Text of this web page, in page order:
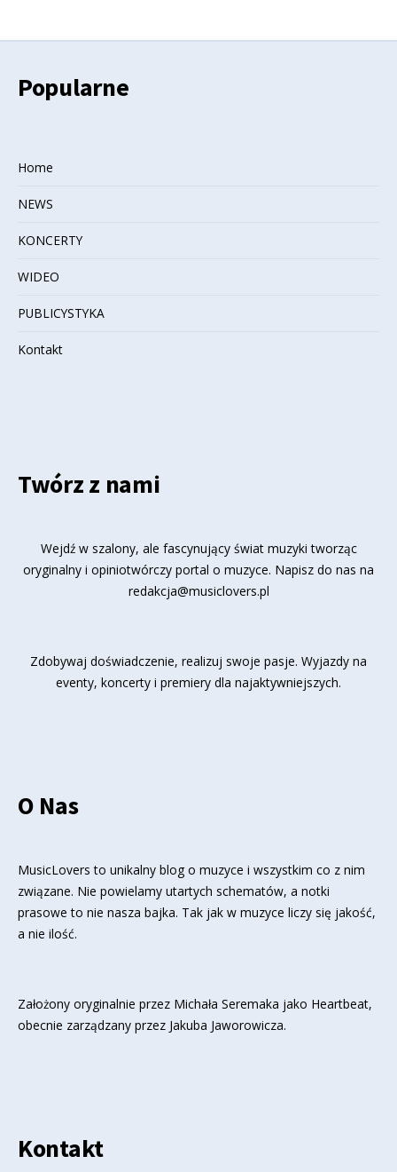
Popularne
Home
NEWS
KONCERTY
WIDEO
PUBLICYSTYKA
Kontakt
Twórz z nami
Wejdź w szalony, ale fascynujący świat muzyki tworząc
oryginalny i opiniotwórczy portal o muzyce. Napisz do nas na
redakcja@musiclovers.pl
Zdobywaj doświadczenie, realizuj swoje pasje. Wyjazdy na
eventy, koncerty i premiery dla najaktywniejszych.
O Nas
MusicLovers to unikalny blog o muzyce i wszystkim co z nim
związane. Nie powielamy utartych schematów, a notki
prasowe to nie nasza bajka. Tak jak w muzyce liczy się jakość,
a nie ilość.
Założony oryginalnie przez Michała Seremaka jako Heartbeat,
obecnie zarządzany przez Jakuba Jaworowicza.
Kontakt